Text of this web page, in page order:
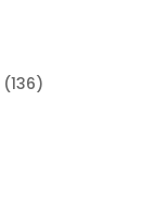
136136